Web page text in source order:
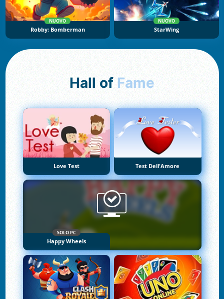
NUOVO
Robby: Bomberman
NUOVO
StarWing
Hall of Fame
Love Test Test Dell'Amore
SOLO PC
Happy Wheels